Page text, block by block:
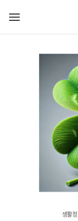
메
생활